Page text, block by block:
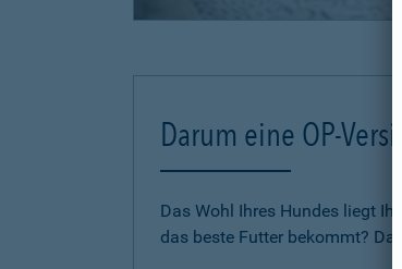
Darum eine OP-
Das Wohl Ihres Hundes liegt
das beste Futter bekommt?